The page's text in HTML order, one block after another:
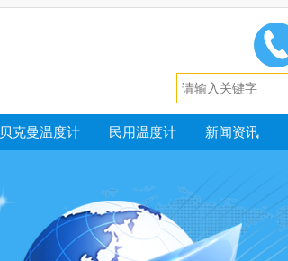
贝克曼温度计 民用温度计 新闻资讯